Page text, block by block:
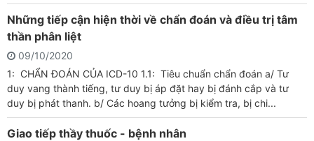
Những tiếp cận hiện thời về chẩn đoán và điều trị tâm
thần phân liệt
09/10/2020
1: CHẨN ĐOÁN CỦA ICD-10 1.1: Tiêu chuẩn chẩn đoán a/ Tư
duy vang thành tiếng, tư duy bị áp đặt hay bị đánh cắp và tư
duy bị phát thanh. b/ Các hoang tưởng bị kiểm tra, bị chi...
Giao tiếp thầy thuốc - bệnh nhân